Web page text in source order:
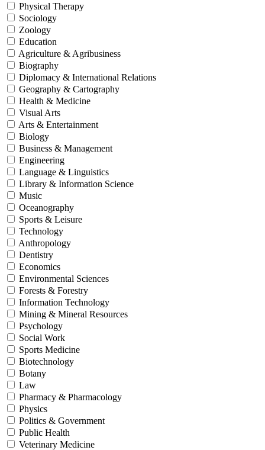
Physical Therapy
Sociology
Zoology
Education
Agriculture & Agribusiness
Biography
Diplomacy & International Relations
Geography & Cartography
Health & Medicine
Visual Arts
Arts & Entertainment
Biology
Business & Management
Engineering
Language & Linguistics
Library & Information Science
Music
Oceanography
Sports & Leisure
Technology
Anthropology
Dentistry
Economics
Environmental Sciences
Forests & Forestry
Information Technology
Mining & Mineral Resources
Psychology
Social Work
Sports Medicine
Biotechnology
Botany
Law
Pharmacy & Pharmacology
Physics
Politics & Government
Public Health
Veterinary Medicine